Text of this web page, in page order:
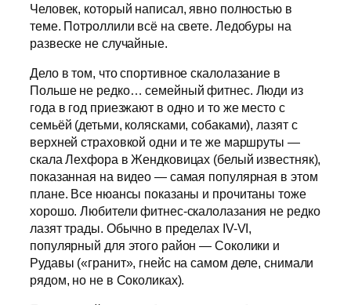
Человек, который написал, явно полностью в
теме. Потроллили всё на свете. Ледобуры на
развеске не случайные.
Дело в том, что спортивное скалолазание в
Польше не редко… семейный фитнес. Люди из
года в год приезжают в одно и то же место с
семьёй (детьми, колясками, собаками), лазят с
верхней страховкой одни и те же маршруты —
скала Лехфора в Жендковицах (белый известняк),
показанная на видео — самая популярная в этом
плане. Все нюансы показаны и прочитаны тоже
хорошо. Любители фитнес-скалолазания не редко
лазят трады. Обычно в пределах IV-VI,
популярный для этого район — Соколики и
Рудавы («гранит», гнейс на самом деле, снимали
рядом, но не в Соколиках).